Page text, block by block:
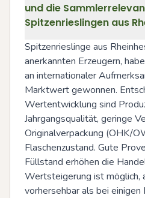
und die
Spitzenrieslingen aus
Spitzenrieslinge aus
anerkannten Erzeugern,
an internationaler
Marktwert gewonnen.
Wertentwicklung sind
Jahrgangsqualität, geringe
Originalverpackung (OHK/
Flaschenzustand. Gute
Füllstand erhöhen die
Wertsteigerung ist möglich,
vorhersehbar als bei einigen